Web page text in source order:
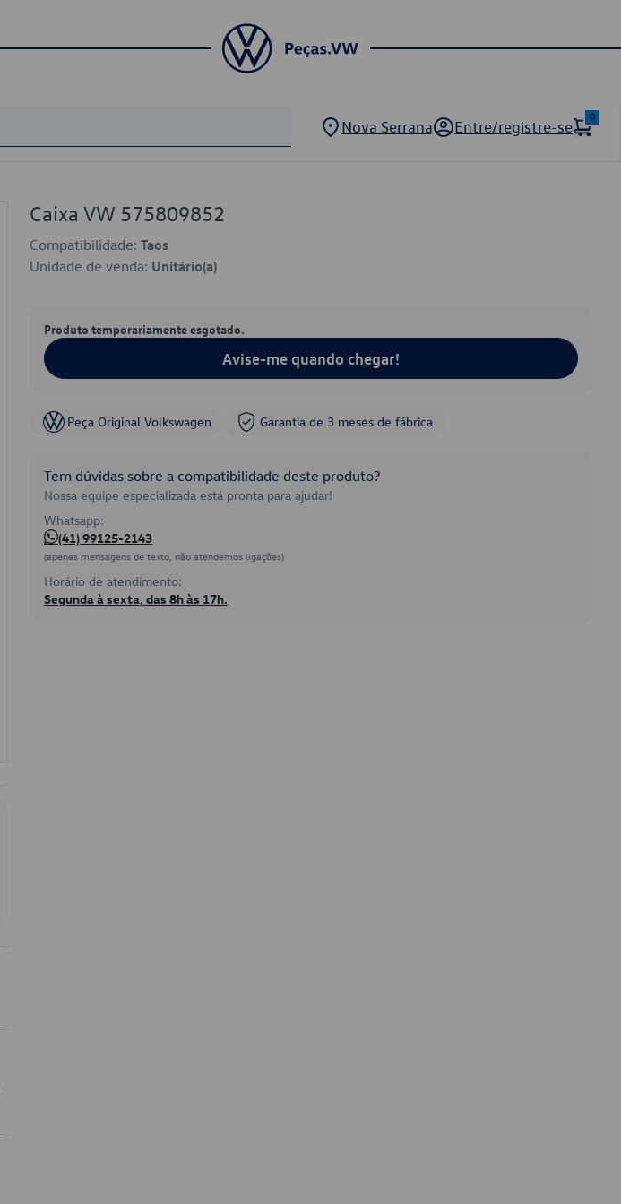
Nova Serrana Entre/registre-se
0
Caixa VW 575809852
Compatibilidade: Taos
Unidade de venda: Unitário(a)
Produto temporariamente esgotado.
Avise-me quando chegar!
Peça Original Volkswagen Garantia de 3 meses de fábrica
Tem dúvidas sobre a compatibilidade deste produto?
Nossa equipe especializada está pronta para ajudar!
Whatsapp:
(41) 99125-2143
(apenas mensagens de texto, não atendemos ligações)
Horário de atendimento:
Segunda à sexta, das 8h às 17h.